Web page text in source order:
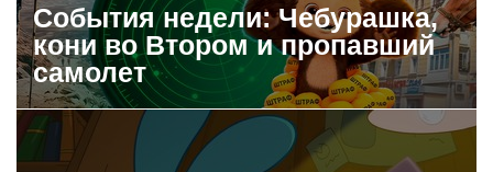
События недели: Чебурашка,
кони во Втором и пропавший
самолет